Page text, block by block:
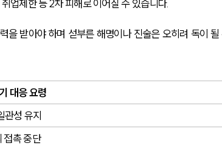
업제한 등 2차 피해로 이어질 수 있습니다.
을 받아야 하며 섣부른 해명이나 진술은 오히려 독이
대응 요령
관성 유지
접촉 중단